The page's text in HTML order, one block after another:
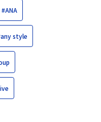
#ANA
style